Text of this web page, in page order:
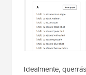
Idealmente,